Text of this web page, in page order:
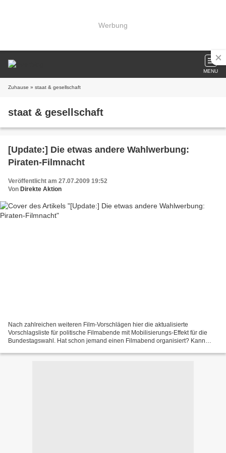
Werbung
MENU
Zuhause » staat & gesellschaft
staat & gesellschaft
[Update:] Die etwas andere Wahlwerbung:
Piraten-Filmnacht
Veröffentlicht am 27.07.2009 19:52
Von Direkte Aktion
Nach zahlreichen weiteren Film-Vorschlägen hier die aktualisierte
Vorschlagsliste für politische Filmabende mit Mobilisierungs-Effekt für die
Bundestagswahl. Hat schon jemand einen Filmabend organisiert? Kann